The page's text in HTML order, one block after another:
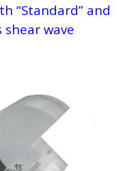
“Standard” and
shear wave